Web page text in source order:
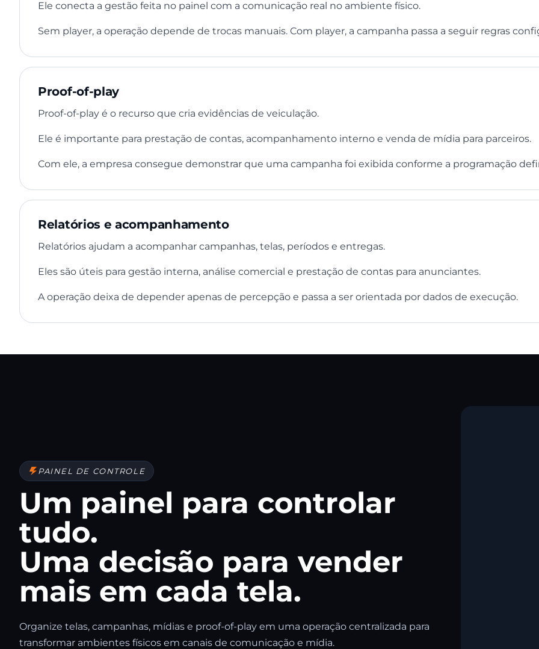
Ele conecta a gestão feita no painel com a comunicação real no ambiente físico.
Sem player, a operação depende de trocas manuais. Com player, a campanha passa a seguir regras
Proof-of-play
Proof-of-play é o recurso que cria evidências de veiculação.
Ele é importante para prestação de contas, acompanhamento interno e venda de mídia para parceiros.
Com ele, a empresa consegue demonstrar que uma campanha foi exibida conforme a programação
Relatórios e acompanhamento
Relatórios ajudam a acompanhar campanhas, telas, períodos e entregas.
Eles são úteis para gestão interna, análise comercial e prestação de contas para anunciantes.
A operação deixa de depender apenas de percepção e passa a ser orientada por dados de execução.
PAINEL DE CONTROLE
Um painel para controlar
tudo.
Uma decisão para vender
mais em cada tela.
Organize telas, campanhas, mídias e proof-of-play em uma operação centralizada para
transformar ambientes físicos em canais de comunicação e mídia.